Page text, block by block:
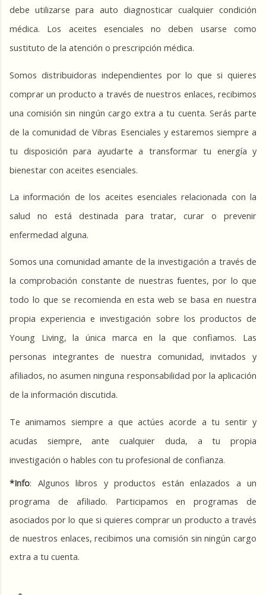
debe utilizarse para auto diagnosticar cualquier condición
médica. Los aceites esenciales no deben usarse como
sustituto de la atención o prescripción médica.
Somos distribuidoras independientes por lo que si quieres
comprar un producto a través de nuestros enlaces, recibimos
una comisión sin ningún cargo extra a tu cuenta. Serás parte
de la comunidad de Vibras Esenciales y estaremos siempre a
tu disposición para ayudarte a transformar tu energía y
bienestar con aceites esenciales.
La información de los aceites esenciales relacionada con la
salud no está destinada para tratar, curar o prevenir
enfermedad alguna.
Somos una comunidad amante de la investigación a través de
la comprobación constante de nuestras fuentes, por lo que
todo lo que se recomienda en esta web se basa en nuestra
propia experiencia e investigación sobre los productos de
Young Living, la única marca en la que confiamos. Las
personas integrantes de nuestra comunidad, invitados y
afiliados, no asumen ninguna responsabilidad por la aplicación
de la información discutida.
Te animamos siempre a que actúes acorde a tu sentir y
acudas siempre, ante cualquier duda, a tu propia
investigación o hables con tu profesional de confianza.
*Info: Algunos libros y productos están enlazados a un
programa de afiliado. Participamos en programas de
asociados por lo que si quieres comprar un producto a través
de nuestros enlaces, recibimos una comisión sin ningún cargo
extra a tu cuenta.